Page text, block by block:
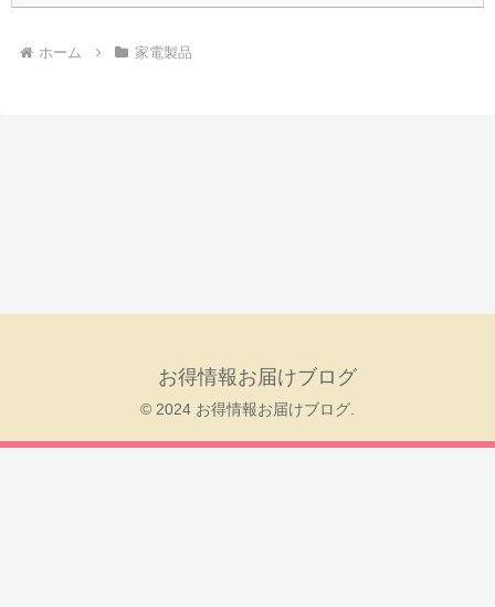
ホーム 家電製品
お得情報お届けブログ
© 2024 お得情報お届けブログ.